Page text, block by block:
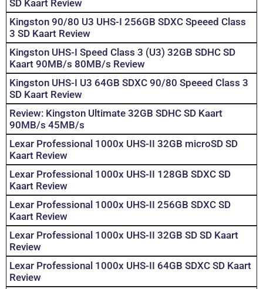
SD Kaart Review
Kingston 90/80 U3 UHS-I 256GB SDXC Speeed Class
3 SD Kaart Review
Kingston UHS-I Speed Class 3 (U3) 32GB SDHC SD
Kaart 90MB/s 80MB/s Review
Kingston UHS-I U3 64GB SDXC 90/80 Speeed Class 3
SD Kaart Review
Review: Kingston Ultimate 32GB SDHC SD Kaart
90MB/s 45MB/s
Lexar Professional 1000x UHS-II 32GB microSD SD
Kaart Review
Lexar Professional 1000x UHS-II 128GB SDXC SD
Kaart Review
Lexar Professional 1000x UHS-II 256GB SDXC SD
Kaart Review
Lexar Professional 1000x UHS-II 32GB SD SD Kaart
Review
Lexar Professional 1000x UHS-II 64GB SDXC SD Kaart
Review